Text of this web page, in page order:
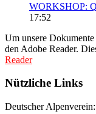
WORKSHOP:
17:52
Um unsere
den Adobe Reader.
Reader
Nützliche Links
Deutscher Alpenverein: